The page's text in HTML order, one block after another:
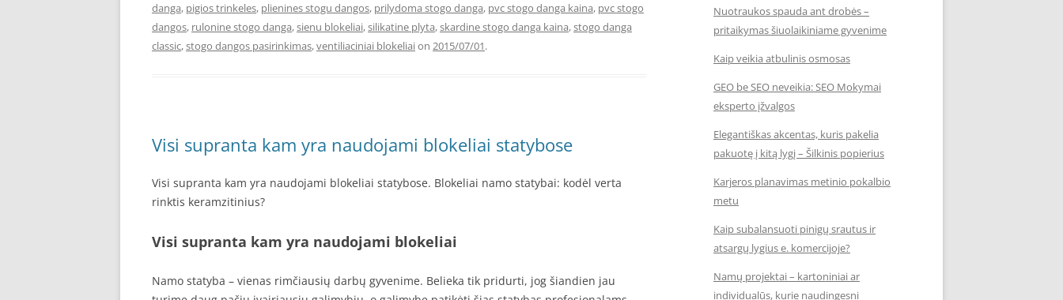
danga, pigios trinkeles, plienines stogu dangos, prilydoma stogo danga, pvc stogo danga kaina, pvc stogo
dangos, rulonine stogo danga,sienu blokeliai,silikatine plyta,skardine stogo danga kaina,stogo danga
classic,stogo dangos pasirinkimas,ventiliaciniai blokeliaion 2015/07/01.
Visi supranta kam yra naudojami blokeliai statybose
Visi supranta kam yra naudojami blokeliai statybose. Blokeliai namo statybai: kodėl verta
rinktis keramzitinius?
Visi supranta kam yra naudojami blokeliai
Namo statyba – vienas rimčiausių darbų gyvenime. Belieka tik pridurti, jog šiandien jau
Nuotraukos spauda ant drobės –
pritaikymas šiuolaikiniame gyvenime
Kaip veikia atbulinis osmosas
GEO be SEO neveikia: SEO Mokymai
eksperto įžvalgos
Elegantiškas akcentas, kuris pakelia
pakuotę į kitą lygį – Šilkinis popierius
Karjeros planavimas metinio pokalbio
metu
Kaip subalansuoti pinigų srautus ir
atsargų lygius e. komercijoje?
Namų projektai – kartoniniai ar
individualūs, kurie naudingesni